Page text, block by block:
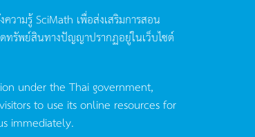
ความรู้SciMath เพื่อส่งเสริมการสอน
ทรัพย์สินทางปัญญาปรากฏอยู่ในเว็บไซต์
under the Thai government,
to use its online resources for
immediately.